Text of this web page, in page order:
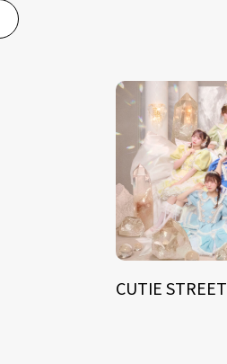
CUTIE STREET